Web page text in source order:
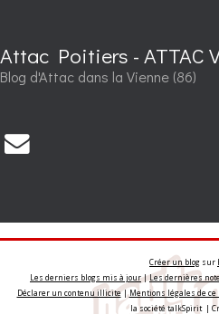
Attac Poitiers - ATTAC
Blog d'Attac dans la Vienne (86)
Créer un blog sur
Les derniers blogs mis à jour|Les dernières
Déclarer un contenu illicite|Mentions légales de ce
la société talkSpirit |